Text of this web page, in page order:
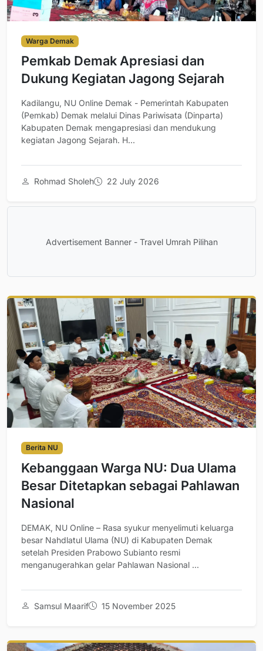
Warga Demak
Pemkab Demak Apresiasi dan
Dukung Kegiatan Jagong Sejarah
Kadilangu, NU Online Demak - Pemerintah Kabupaten
(Pemkab) Demak melalui Dinas Pariwisata (Dinparta)
Kabupaten Demak mengapresiasi dan mendukung
kegiatan Jagong Sejarah. H...
Rohmad Sholeh 22 July 2026
Advertisement Banner - Travel Umrah Pilihan
Berita NU
Kebanggaan Warga NU: Dua Ulama
Besar Ditetapkan sebagai Pahlawan
Nasional
DEMAK, NU Online – Rasa syukur menyelimuti keluarga
besar Nahdlatul Ulama (NU) di Kabupaten Demak
setelah Presiden Prabowo Subianto resmi
menganugerahkan gelar Pahlawan Nasional ...
Samsul Maarif 15 November 2025